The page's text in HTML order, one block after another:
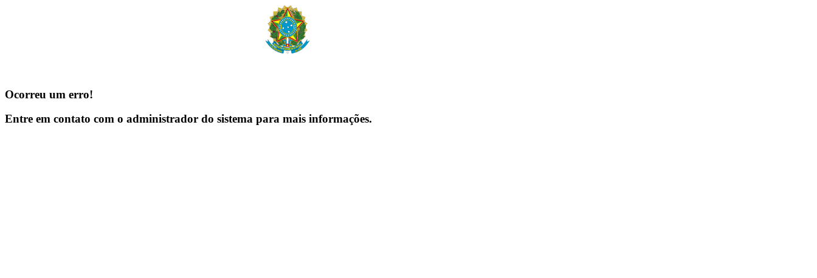
Ocorreu um erro!
Entre em contato com o administrador do sistema para mais informações.